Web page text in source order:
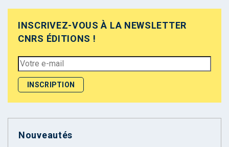
INSCRIVEZ-VOUS À LA NEWSLETTER
CNRS ÉDITIONS !
Nouveautés